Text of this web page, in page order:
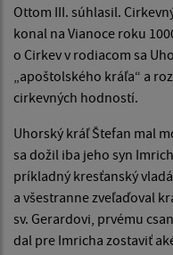
Ottom III. súhlasil.
konal na Vianoce roku
o Cirkev v rodiacom sa
„apoštolského kráľa“ a
cirkevných hodností.
Uhorský kráľ Štefan mal
sa dožil iba jeho syn
príkladný kresťanský
a všestranne zveľaďoval
sv. Gerardovi, prvému
dal pre Imricha zostaviť